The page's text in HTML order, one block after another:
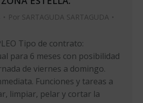
Por SARTAGUDA SARTAGUDA
Tipo de contrato:
para 6 meses con posibilidad
de viernes a domingo.
Funciones y tareas a
limpiar, pelar y cortar la